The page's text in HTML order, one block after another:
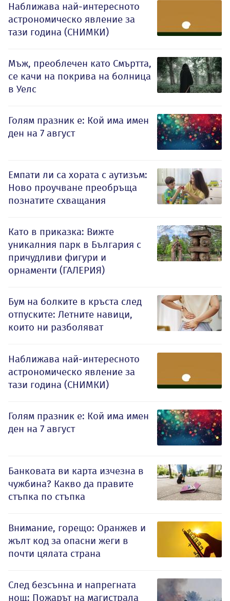
Наближава най-интересното
астрономическо явление за
тази година (СНИМКИ)
Мъж, преоблечен като Смъртта,
се качи на покрива на болница
в Уелс
Голям празник е: Кой има имен
ден на 7 август
Емпати ли са хората с аутизъм:
Ново проучване преобръща
познатите схващания
Като в приказка: Вижте
уникалния парк в България с
причудливи фигури и
орнаменти (ГАЛЕРИЯ)
Бум на болките в кръста след
отпуските: Летните навици,
които ни разболяват
Наближава най-интересното
астрономическо явление за
тази година (СНИМКИ)
Голям празник е: Кой има имен
ден на 7 август
Банковата ви карта изчезна в
чужбина? Какво да правите
стъпка по стъпка
Внимание, горещо: Оранжев и
жълт код за опасни жеги в
почти цялата страна
След безсънна и напрегната
нощ: Пожарът на магистрала